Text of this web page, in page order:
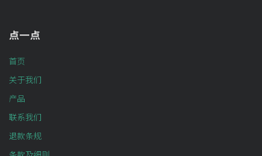
点一点
首页
关于我们
产品
联系我们
退款条规